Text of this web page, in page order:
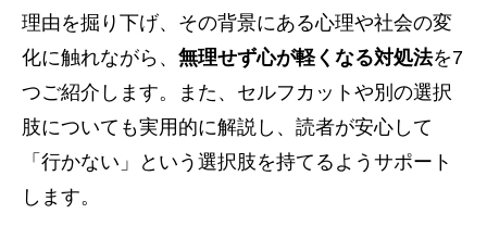
理由を掘り下げ、その背景にある心理や社会の変
化に触れながら、 無理せず心が軽くなる対処法を7
つご紹介します。また、セルフカットや別の選択
肢についても実用的に解説し、読者が安心して
「行かない」という選択肢を持てるようサポート
します。